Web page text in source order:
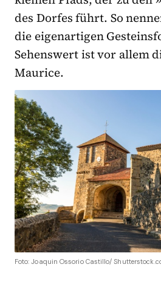
des Dorfes führt. So
die eigenartigen
Sehenswert ist vor allem
Maurice.
Foto: Joaquin Ossorio Castillo/